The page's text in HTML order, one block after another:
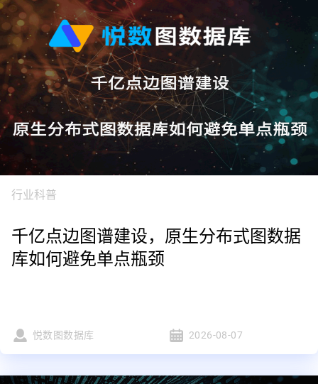
行业科普
千亿点边图谱建设，原生分布式图数据
库如何避免单点瓶颈
悦数图数据库 2026-08-07